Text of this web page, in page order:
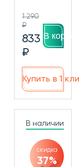
1 290
₽
833
₽
В
Купить в 1
В наличии
скидка
37%